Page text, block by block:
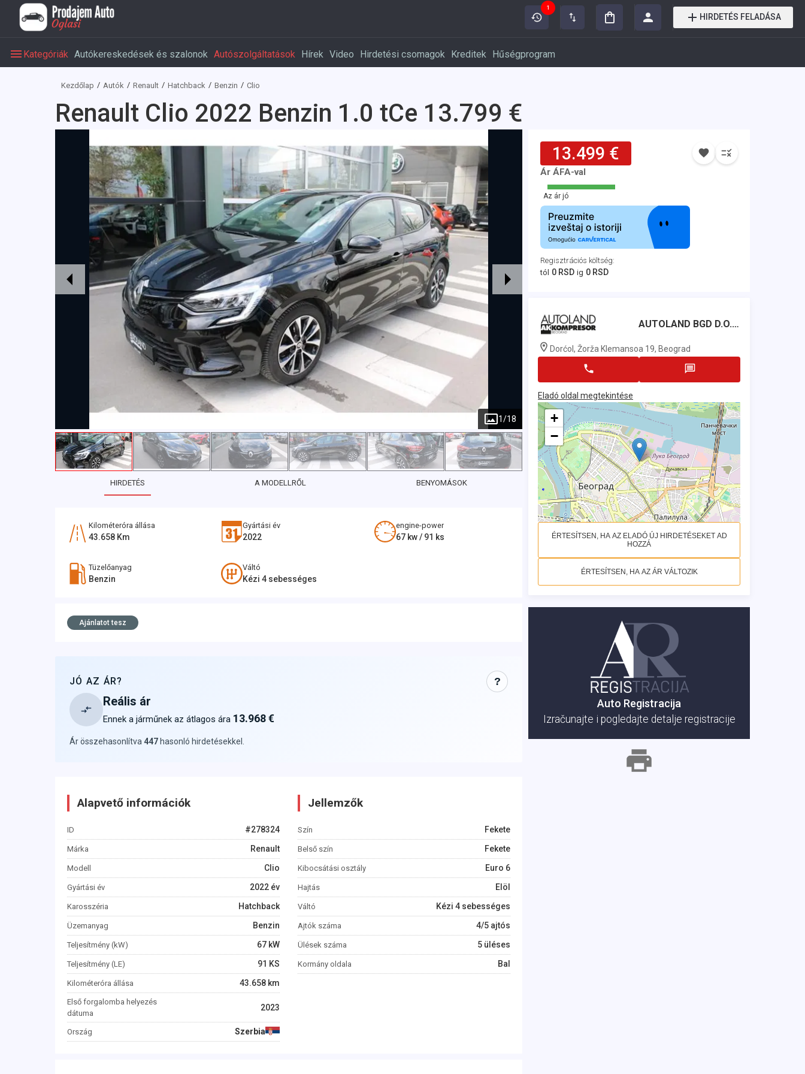
1
HIRDETÉS FELADÁSA
Kategóriák Autókereskedések és szalonok Autószolgáltatások Hírek Video Hirdetési csomagok Kreditek Hűségprogram
Kezdőlap Autók Renault Hatchback Benzin Clio
Renault Clio 2022 Benzin 1.0 tCe 13.799 €
1/18
HIRDETÉS A MODELLRŐL BENYOMÁSOK
Kilométeróra állása
43.658 Km
Gyártási év
2022
engine-power
67 kw / 91 ks
Tüzelőanyag
Benzin
Váltó
Kézi 4 sebességes
Ajánlatot tesz
JÓ AZ ÁR? ?
Reális ár
Ennek a járműnek az átlagos ára 13.968 €
Ár összehasonlítva 447 hasonló hirdetésekkel
Alapvető információk
ID #278324
Márka Renault
Modell Clio
Gyártási év 2022 év
Karosszéria Hatchback
Üzemanyag Benzin
Teljesítmény (kW) 67 kW
Teljesítmény (LE) 91 KS
Kilométeróra állása 43.658 km
Első forgalomba helyezés
dátuma
2023
Ország Szerbia
Jellemzők
Szín Fekete
Belső szín Fekete
Kibocsátási osztály Euro 6
Hajtás Elöl
Váltó Kézi 4 sebességes
Ajtók száma 4/5 ajtós
Ülések száma 5 üléses
Kormány oldala Bal
13.499 €
Ár ÁFA-val
Az ár jó
Regisztrációs költség:
tól 0 RSD ig 0 RSD
AUTOLAND BGD D.o.o.
Dorćol, Žorža Klemansoa 19, Beograd
Eladó oldal megtekintése
+
−
ÉRTESÍTSEN, HA AZ ELADÓ ÚJ HIRDETÉSEKET AD
HOZZÁ
ÉRTESÍTSEN, HA AZ ÁR VÁLTOZIK
Auto Registracija
Izračunajte i pogledajte detalje registracije